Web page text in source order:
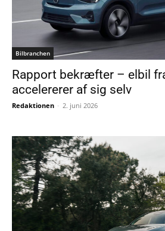
Bilbranchen
Rapport bekræfter – elbil
accelererer af sig selv
Redaktionen - 2. juni 2026